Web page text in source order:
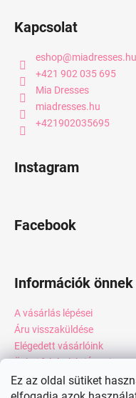
Ez az oldal sütiket
Kapcsolat
eshop@miadresses.hu
+421 902 035 695
Mia Dresses
miadresses.hu
+421902035695
Instagram
Facebook
Információk önnek
A vásárlás lépései
Áru visszaküldése
Elégedett vásárlóink
Üzleti feltételek (ÁSZF)
Adatkezelési tájékoztató
Webáruház értékelése